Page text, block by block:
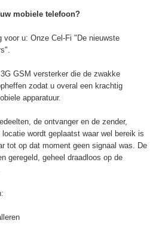
mobiele telefoon?
voor u: Onze Cel-Fi "De nieuwste
GSM versterker die de zwakke
zodat u overal een krachtig
apparatuur.
de ontvanger en de zender,
wordt geplaatst waar wel bereik is
tot op dat moment geen signaal was. De
geregeld, geheel draadloos op de